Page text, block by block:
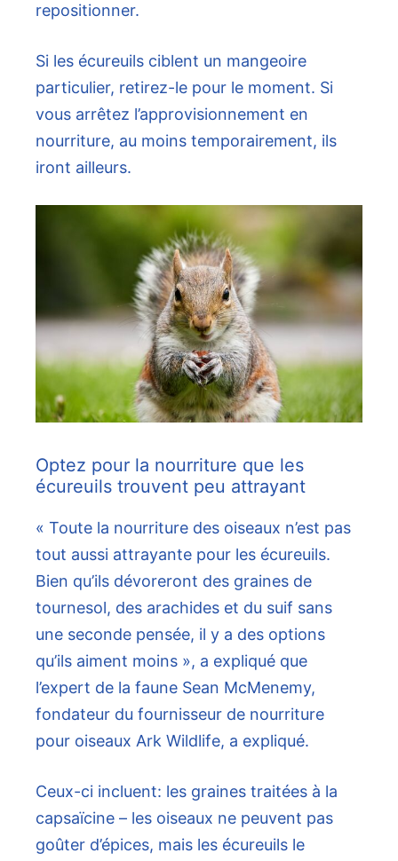
repositionner.
Si les écureuils ciblent un mangeoire
particulier, retirez-le pour le moment. Si
vous arrêtez l’approvisionnement en
nourriture, au moins temporairement, ils
iront ailleurs.
Optez pour la nourriture que les
écureuils trouvent peu attrayant
« Toute la nourriture des oiseaux n’est pas
tout aussi attrayante pour les écureuils.
Bien qu’ils dévoreront des graines de
tournesol, des arachides et du suif sans
une seconde pensée, il y a des options
qu’ils aiment moins », a expliqué que
l’expert de la faune Sean McMenemy,
fondateur du fournisseur de nourriture
pour oiseaux Ark Wildlife, a expliqué.
Ceux-ci incluent: les graines traitées à la
capsaïcine – les oiseaux ne peuvent pas
goûter d’épices, mais les écureuils le